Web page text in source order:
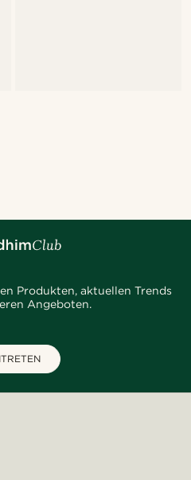
Produkten, aktuellen Trends
Angeboten.